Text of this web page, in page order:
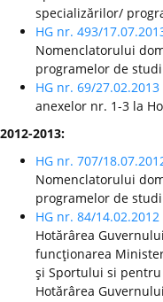
specializărilor/
HG nr. 493/
Nomenclatorului
programelor de
HG nr. 69/27.02.2013
anexelor nr. 1-3 la
2012-2013:
HG nr. 707/
Nomenclatorului
programelor de
HG nr. 84/14.02.2012
Hotărârea
funcţionarea
şi Sportului si
Hotărârea